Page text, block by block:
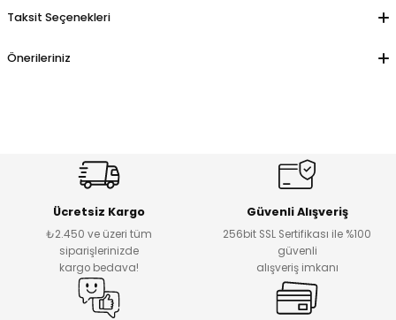
Taksit Seçenekleri
Önerileriniz
Ücretsiz Kargo
₺2.450 ve üzeri tüm
siparişlerinizde
kargo bedava!
Güvenli Alışveriş
256bit SSL Sertifikası ile %100
güvenli
alışveriş imkanı